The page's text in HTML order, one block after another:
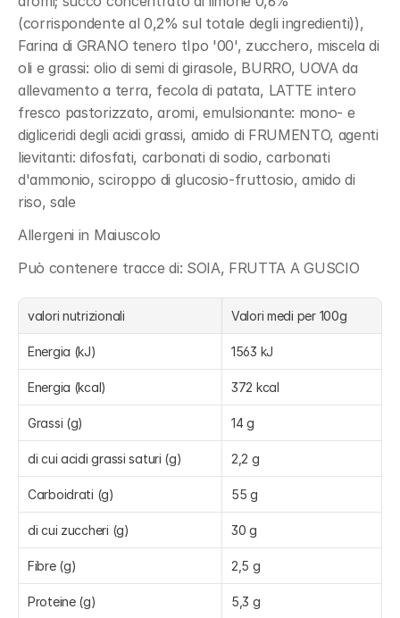
(corrispondente al 0,2% sul totale degli ingredienti)),
Farina di GRANO tenero tIpo '00', zucchero, miscela di
oli e grassi: olio di semi di girasole, BURRO, UOVA da
allevamento a terra, fecola di patata, LATTE intero
fresco pastorizzato, aromi, emulsionante: mono- e
digliceridi degli acidi grassi, amido di FRUMENTO, agenti
lievitanti: difosfati, carbonati di sodio, carbonati
d'ammonio, sciroppo di glucosio-fruttosio, amido di
riso, sale
Allergeni in Maiuscolo
Può contenere tracce di: SOIA, FRUTTA A GUSCIO
valori nutrizionali Valori medi per 100g
Energia (kJ) 1563 kJ
Energia (kcal) 372 kcal
Grassi (g) 14 g
di cui acidi grassi saturi (g) 2,2 g
Carboidrati (g) 55 g
di cui zuccheri (g) 30 g
Fibre (g) 2,5 g
Proteine (g) 5,3 g